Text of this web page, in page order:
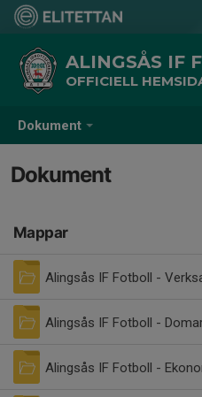
Dokument
ALINGSÅS IF
OFFICIELL
Dokument
Mappar
Alingsås IF Fotboll -
Alingsås IF Fotboll -